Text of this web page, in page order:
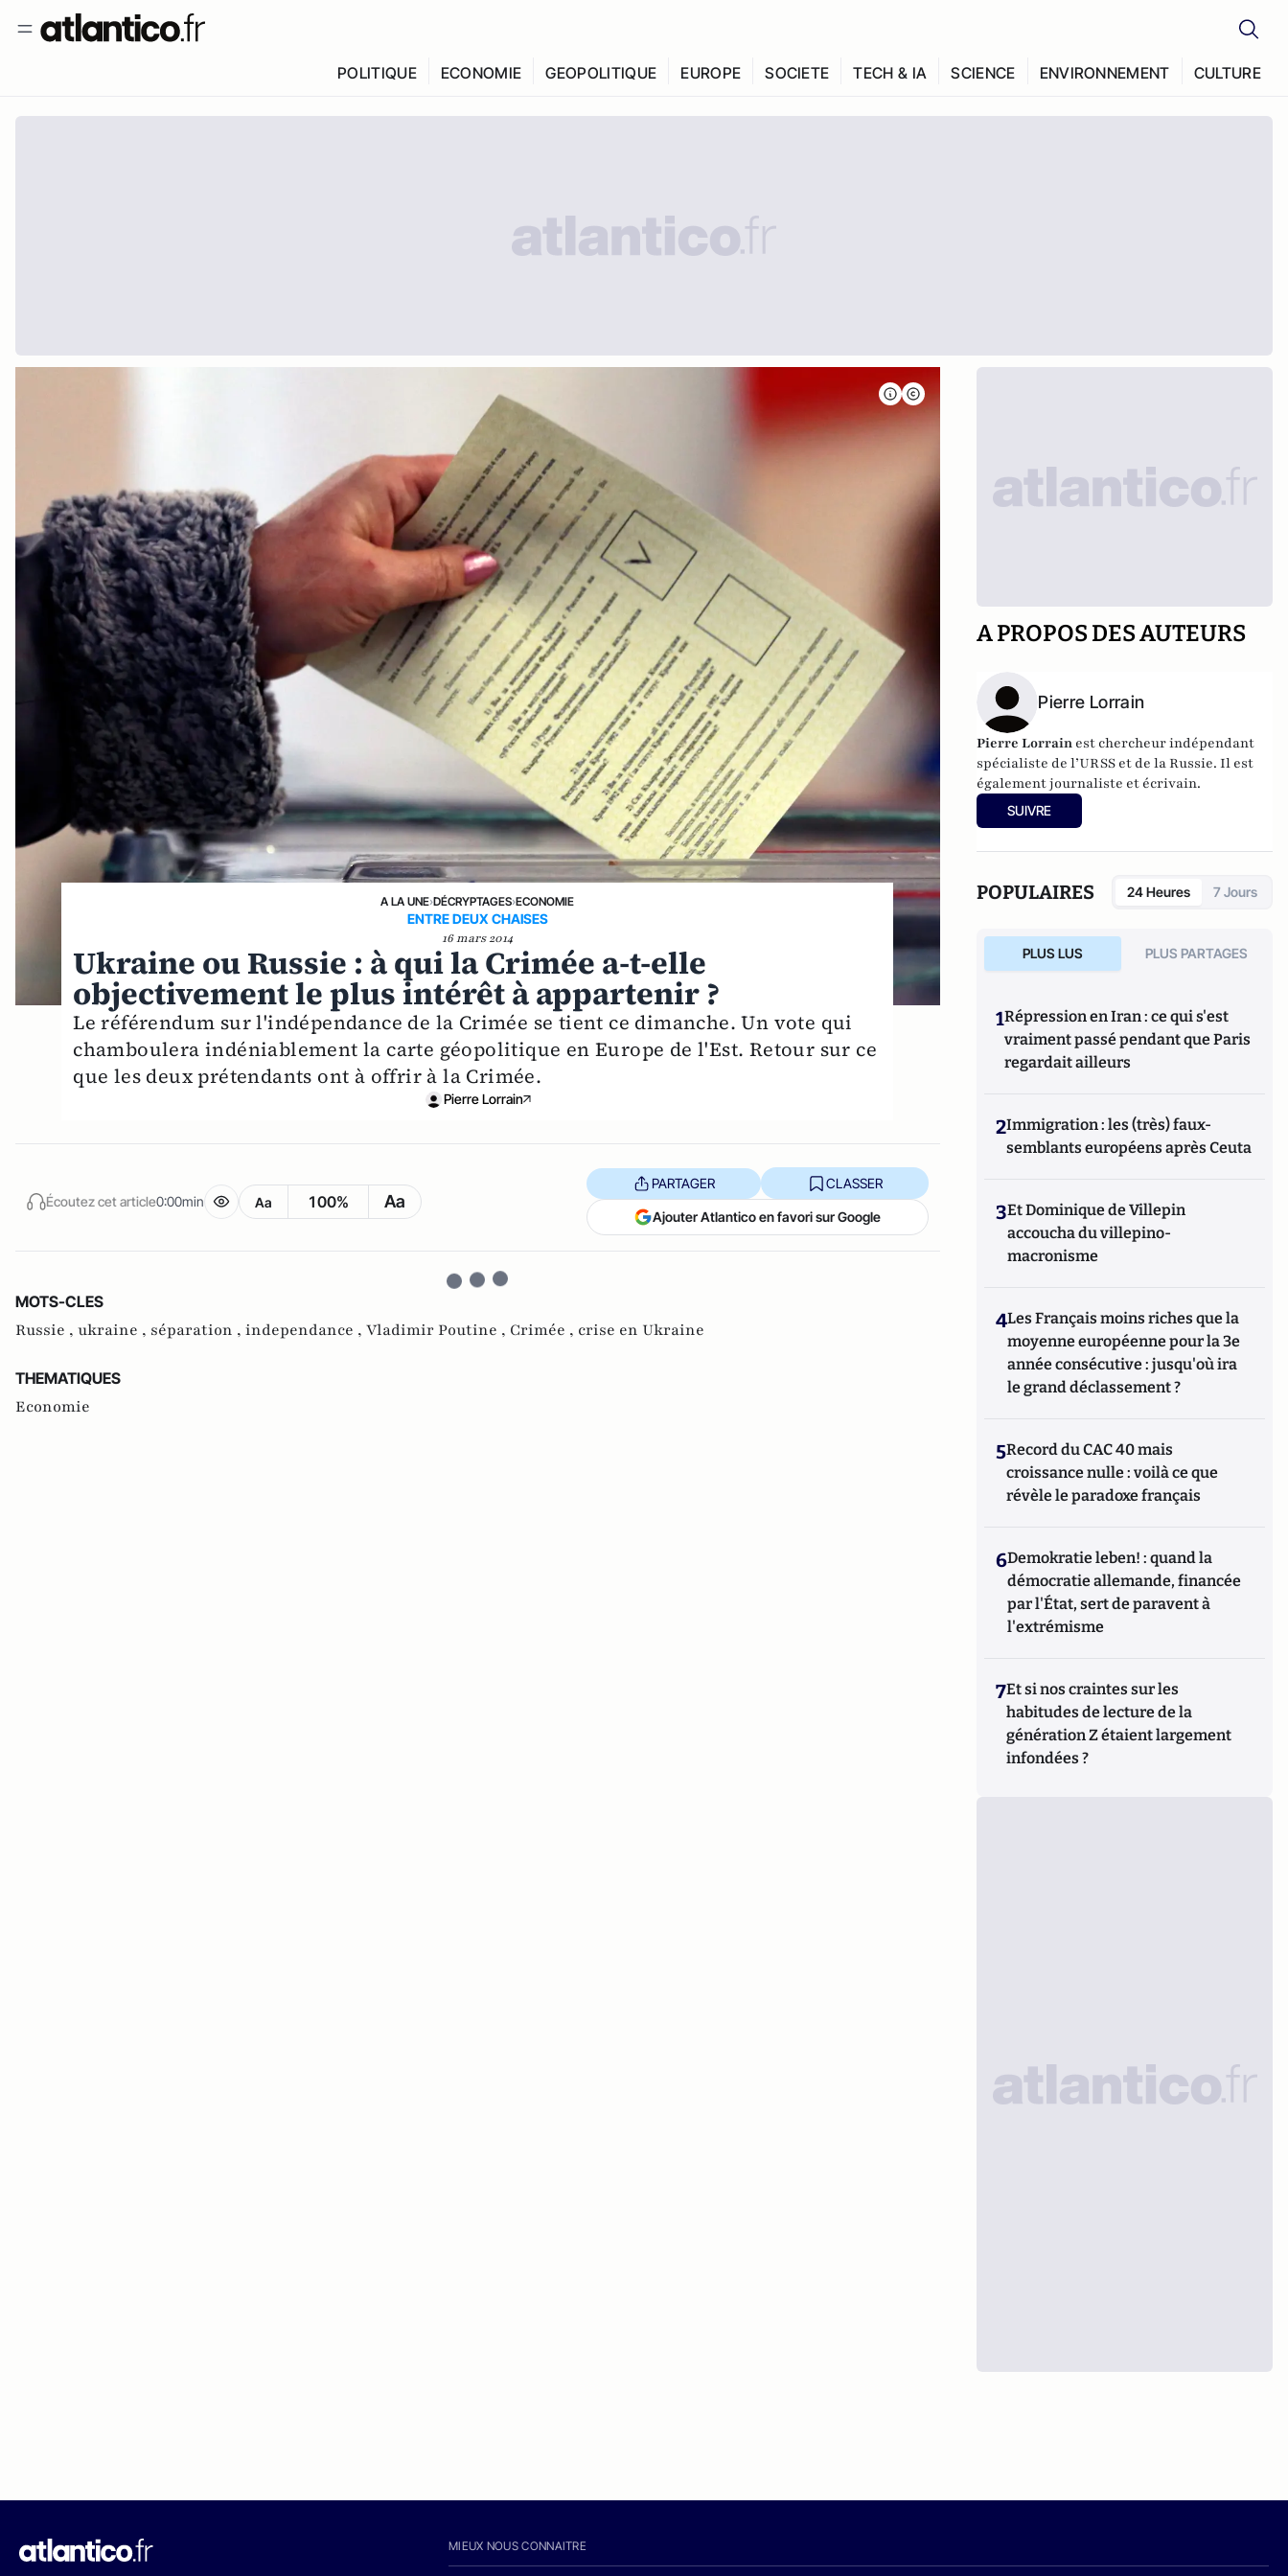
POLITIQUE ECONOMIE GEOPOLITIQUE EUROPE SOCIETE TECH & IA SCIENCE ENVIRONNEMENT CULTURE
A LA UNE›DÉCRYPTAGES›ECONOMIE
ENTRE DEUX CHAISES
16 mars 2014
Ukraine ou Russie : à qui la Crimée a-t-elle
objectivement le plus intérêt à appartenir ?
Le référendum sur l'indépendance de la Crimée se tient ce dimanche. Un vote qui
chamboulera indéniablement la carte géopolitique en Europe de l'Est. Retour sur ce
que les deux prétendants ont à offrir à la Crimée.
Pierre Lorrain
Écoutez cet article0:00min Aa 100% Aa
PARTAGER CLASSER
Ajouter Atlantico en favori sur Google
MOTS-CLES
Russie , ukraine , séparation , independance , Vladimir Poutine , Crimée , crise en Ukraine
THEMATIQUES
Economie
A PROPOS DES AUTEURS
Pierre Lorrain
Pierre Lorrain est chercheur indépendant
spécialiste de l’URSS et de la Russie. Il est
également journaliste et écrivain.
SUIVRE
POPULAIRES 24 Heures 7 Jours
PLUS LUS PLUS PARTAGES
1Répression en Iran : ce qui s'est
vraiment passé pendant que Paris
regardait ailleurs
2Immigration : les (très) faux-
semblants européens après Ceuta
3Et Dominique de Villepin
accoucha du villepino-
macronisme
4Les Français moins riches que la
moyenne européenne pour la 3e
année consécutive : jusqu'où ira
le grand déclassement ?
5Record du CAC 40 mais
croissance nulle : voilà ce que
révèle le paradoxe français
6Demokratie leben! : quand la
démocratie allemande, financée
par l'État, sert de paravent à
l'extrémisme
7Et si nos craintes sur les
habitudes de lecture de la
génération Z étaient largement
infondées ?
MIEUX NOUS CONNAITRE